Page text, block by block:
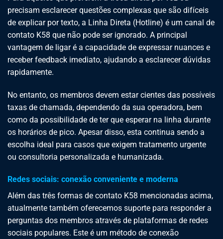
precisam esclarecer questões complexas que são difíceis
de explicar por texto, a Linha Direta (Hotline) é um canal de
contato K58 que não pode ser ignorado. A principal
vantagem de ligar é a capacidade de expressar nuances e
receber feedback imediato, ajudando a esclarecer dúvidas
rapidamente.
No entanto, os membros devem estar cientes das possíveis
taxas de chamada, dependendo da sua operadora, bem
como da possibilidade de ter que esperar na linha durante
os horários de pico. Apesar disso, esta continua sendo a
escolha ideal para casos que exigem tratamento urgente
ou consultoria personalizada e humanizada.
Redes sociais: conexão conveniente e moderna
Além das três formas de contato K58 mencionadas acima,
atualmente também oferecemos suporte para responder a
perguntas dos membros através de plataformas de redes
sociais populares. Este é um método de conexão